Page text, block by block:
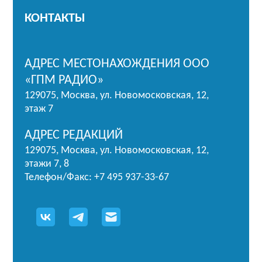
КОНТАКТЫ
АДРЕС МЕСТОНАХОЖДЕНИЯ ООО
«ГПМ РАДИО»
129075, Москва, ул. Новомосковская, 12,
этаж 7
АДРЕС РЕДАКЦИЙ
129075, Москва, ул. Новомосковская, 12,
этажи 7, 8
Телефон/Факс: +7 495 937-33-67